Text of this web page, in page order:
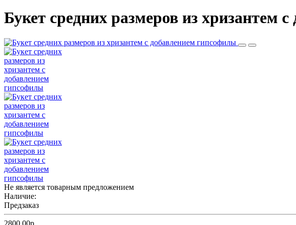
Букет средних размеров из хризантем
Не является товарным предложением
Наличие:
Предзаказ
2800.00р.